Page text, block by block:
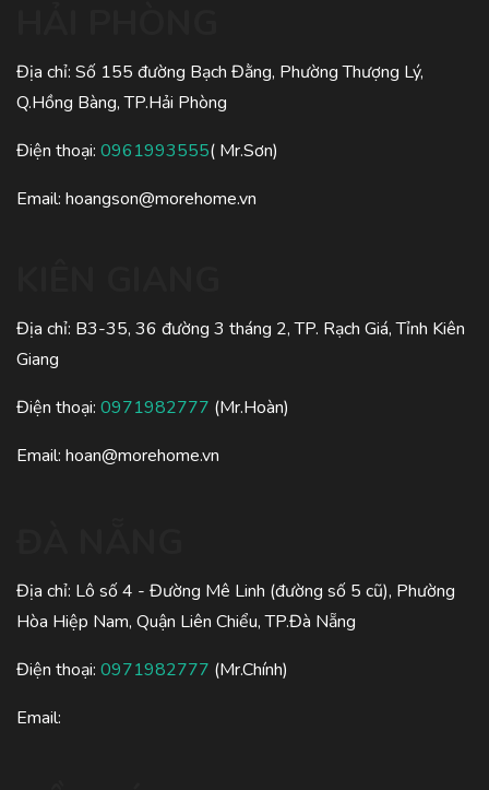
Địa chỉ: Số 155 đường Bạch Đằng, Phường Thượng Lý,
Q.Hồng Bàng, TP.Hải Phòng
Điện thoại: 0961993555( Mr.Sơn)
Email: hoangson@morehome.vn
Địa chỉ: B3-35, 36 đường 3 tháng 2, TP. Rạch Giá, Tỉnh Kiên
Giang
Điện thoại: 0971982777 (Mr.Hoàn)
Email: hoan@morehome.vn
Địa chỉ: Lô số 4 - Đường Mê Linh (đường số 5 cũ), Phường
Hòa Hiệp Nam, Quận Liên Chiểu, TP.Đà Nẵng
Điện thoại: 0971982777 (Mr.Chính)
Email: